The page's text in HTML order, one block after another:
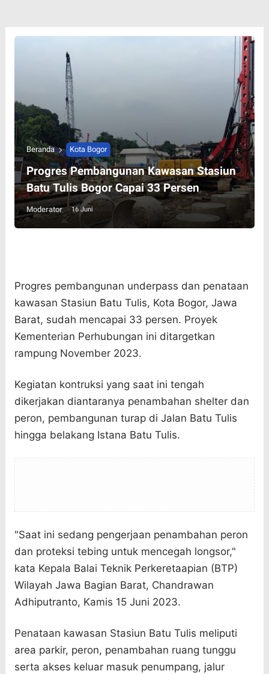
Beranda Kota Bogor
Progres Pembangunan Kawasan Stasiun
Batu Tulis Bogor Capai 33 Persen
Moderator 16 Juni
Progres pembangunan underpass dan penataan
kawasan Stasiun Batu Tulis, Kota Bogor, Jawa
Barat, sudah mencapai 33 persen. Proyek
Kementerian Perhubungan ini ditargetkan
rampung November 2023.
Kegiatan kontruksi yang saat ini tengah
dikerjakan diantaranya penambahan shelter dan
peron, pembangunan turap di Jalan Batu Tulis
hingga belakang Istana Batu Tulis.
"Saat ini sedang pengerjaan penambahan peron
dan proteksi tebing untuk mencegah longsor,"
kata Kepala Balai Teknik Perkeretaapian (BTP)
Wilayah Jawa Bagian Barat, Chandrawan
Adhiputranto, Kamis 15 Juni 2023.
Penataan kawasan Stasiun Batu Tulis meliputi
area parkir, peron, penambahan ruang tunggu
serta akses keluar masuk penumpang, jalur